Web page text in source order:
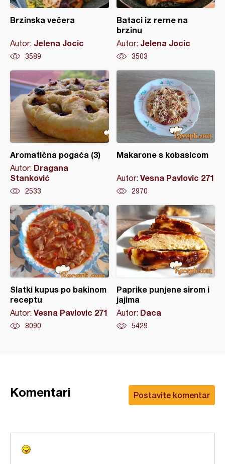
Brzinska večera
Autor: Jelena Jocic
3589
Bataci iz rerne na
brzinu
Autor: Jelena Jocic
3503
Aromatična pogača (3)
Autor: Dragana
Stanković
2533
Makarone s kobasicom
Autor: Vesna Pavlovic 271
2970
Slatki kupus po bakinom
receptu
Autor: Vesna Pavlovic 271
8090
Paprike punjene sirom i
jajima
Autor: Daca
5429
Postavite komentar
Komentari